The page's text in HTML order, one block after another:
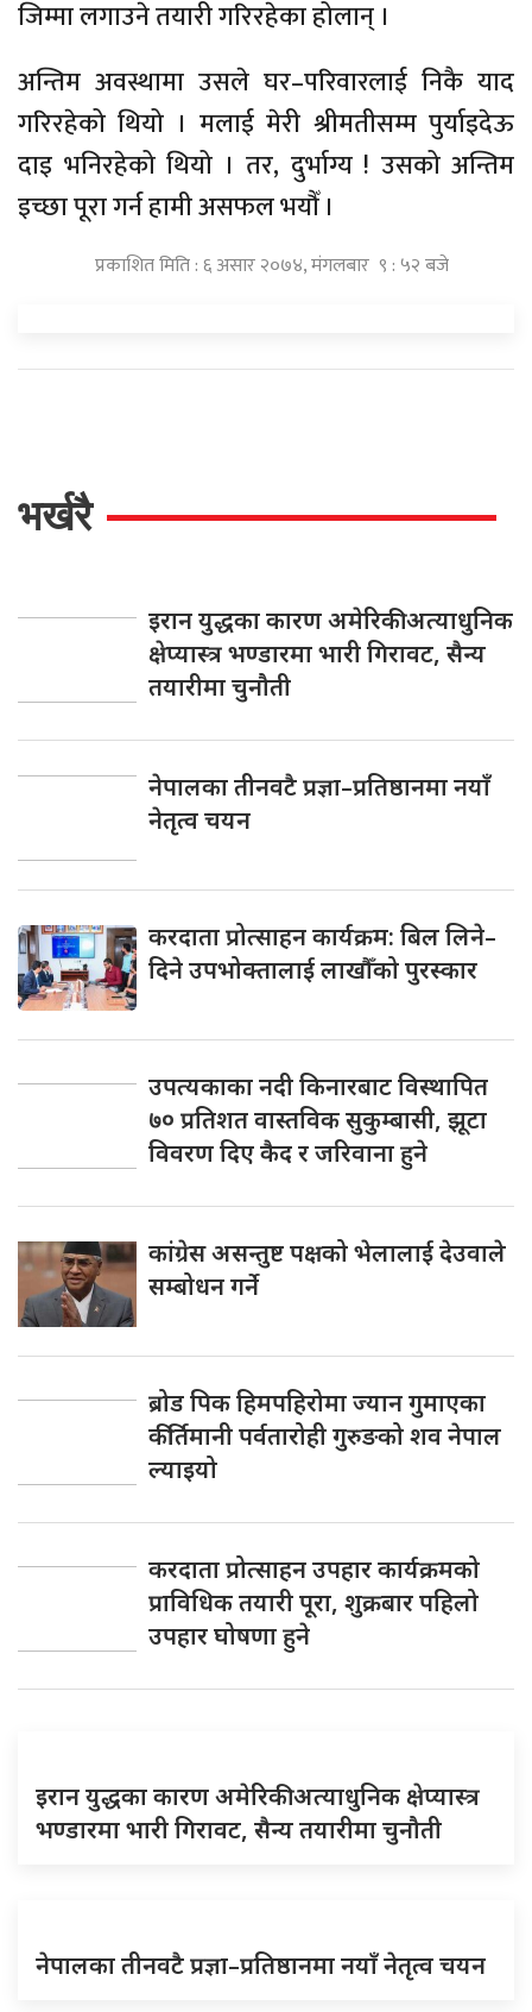
जिम्मा लगाउने तयारी गरिरहेका होलान् ।
अन्तिम अवस्थामा उसले घर–परिवारलाई निकै याद
गरिरहेको थियो । मलाई मेरी श्रीमतीसम्म पुर्याइदेऊ
दाइ भनिरहेको थियो । तर, दुर्भाग्य ! उसको अन्तिम
इच्छा पूरा गर्न हामी असफल भयौँ ।
प्रकाशित मिति : ६ असार २०७४, मंगलबार ९ : ५२ बजे
भर्खरै
इरान युद्धका कारण अमेरिकी अत्याधुनिक
क्षेप्यास्त्र भण्डारमा भारी गिरावट, सैन्य
तयारीमा चुनौती
नेपालका तीनवटै प्रज्ञा–प्रतिष्ठानमा नयाँ
नेतृत्व चयन
करदाता प्रोत्साहन कार्यक्रम: बिल लिने–
दिने उपभोक्तालाई लाखौँको पुरस्कार
उपत्यकाका नदी किनारबाट विस्थापित
७० प्रतिशत वास्तविक सुकुम्बासी, झूटा
विवरण दिए कैद र जरिवाना हुने
कांग्रेस असन्तुष्ट पक्षको भेलालाई देउवाले
सम्बोधन गर्ने
ब्रोड पिक हिमपहिरोमा ज्यान गुमाएका
कीर्तिमानी पर्वतारोही गुरुङको शव नेपाल
ल्याइयो
करदाता प्रोत्साहन उपहार कार्यक्रमको
प्राविधिक तयारी पूरा, शुक्रबार पहिलो
उपहार घोषणा हुने
इरान युद्धका कारण अमेरिकी अत्याधुनिक क्षेप्यास्त्र
भण्डारमा भारी गिरावट, सैन्य तयारीमा चुनौती
नेपालका तीनवटै प्रज्ञा–प्रतिष्ठानमा नयाँ नेतृत्व चयन